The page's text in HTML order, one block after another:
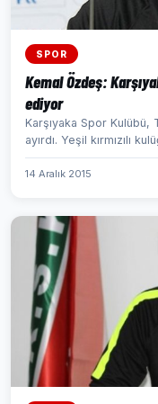
SPOR
Kemal Özdeş:
ediyor
Karşıyaka Spor Kulübü,
ayırdı. Yeşil kırmızılı
14 Aralık 2015